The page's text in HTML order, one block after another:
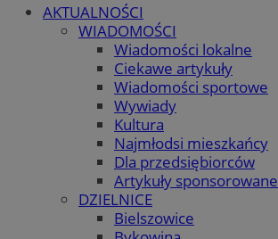
AKTUALNOŚCI
WIADOMOŚCI
Wiadomości lokalne
Ciekawe artykuły
Wiadomości sportowe
Wywiady
Kultura
Najmłodsi mieszkańcy
Dla przedsiębiorców
Artykuły sponsorowane
DZIELNICE
Bielszowice